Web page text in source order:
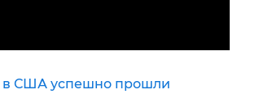
в США успешно прошли